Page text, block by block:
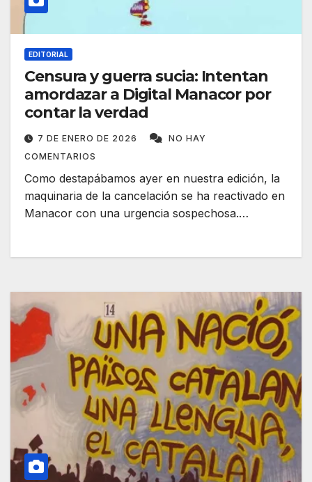
EDITORIAL
Censura y guerra sucia: Intentan
amordazar a Digital Manacor por
contar la verdad
7 DE ENERO DE 2026
NO HAY
COMENTARIOS
Como destapábamos ayer en nuestra edición, la
maquinaria de la cancelación se ha reactivado en
Manacor con una urgencia sospechosa.…